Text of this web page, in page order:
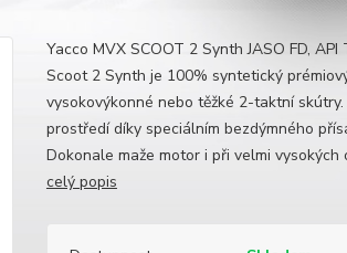
Yacco MVX SCOOT 2 Synth JASO FD, API
Scoot 2 Synth je 100% syntetický
vysokovýkonné nebo těžké 2-taktní
prostředí díky speciálním bezdýmného
Dokonale maže motor i při velmi vysokých
celý popis